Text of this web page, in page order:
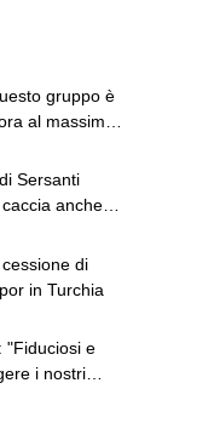
gruppo è
al massimo.
Sersanti
anche a
di
in Turchia
"Fiduciosi e
i nostri